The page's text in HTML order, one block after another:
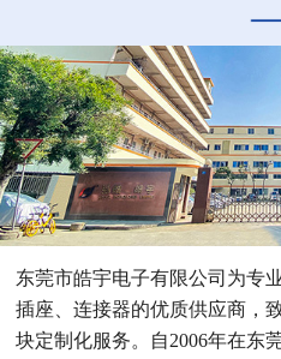
东莞市皓宇电子有限公司为专
插座、连接器的优质供应商，
块定制化服务。自2006年在东